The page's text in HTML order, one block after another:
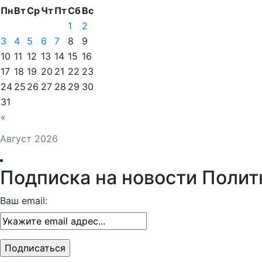
Август 2026
ПнВтСрЧтПтСбВс
«
1
2
3
4 5 6 7 8
9
10 11 12 13 14 15 16
17 18 19 20 21 22 23
24 25 26 27 28 29 30
31
Подписка на новости
Ваш email: